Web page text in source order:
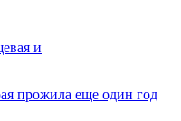
и
прожила еще один год